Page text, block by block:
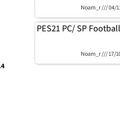
4. אחרי שעתקנו את הקבצים הולכים לקובץ “sider.ini” (הגדרות תצורה) ומוסיפים במסמך את הטקסט הבא
Noam_r 04/
PES21 PC/ SP
Noam_r 17/